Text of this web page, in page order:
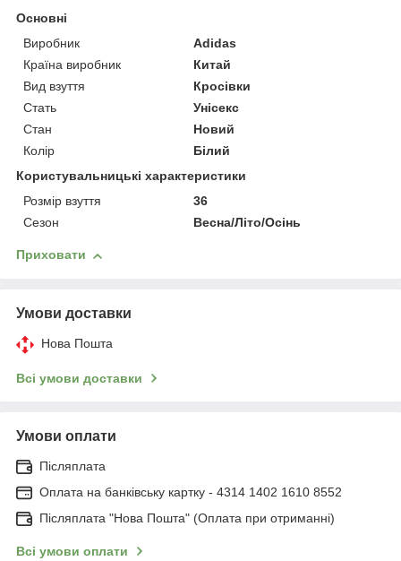
Основні
Виробник
Adidas
Країна виробник
Китай
Вид взуття
Кросівки
Стать
Унісекс
Стан
Новий
Колір
Білий
Користувальницькі характеристики
Розмір взуття
36
Сезон
Весна/Літо/Осінь
Приховати
Умови доставки
Нова Пошта
Всі умови доставки
Умови оплати
Післяплата
Оплата на банківську картку - 4314 1402 1610 8552
Післяплата "Нова Пошта" (Оплата при отриманні)
Всі умови оплати